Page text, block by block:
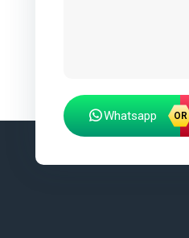
Whatsapp